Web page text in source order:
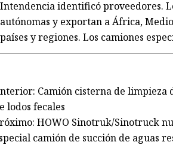
Intendencia identificó proveedores.
autónomas y exportan a África,
países y regiones. Los camiones
Camión cisterna de limpieza
lodos fecales
HOWO Sinotruk/Sinotruck
camión de succión de aguas